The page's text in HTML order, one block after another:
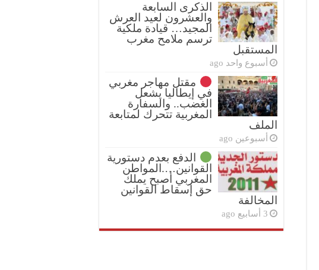
الذكرى السابعة
والعشرون لعيد العرش
المجيد… قيادة ملكية
ترسم ملامح مغرب
المستقبل
أسبوع واحد ago
مقتل مهاجر مغربي
في إيطاليا يشعل
الغضب.. والسفارة
المغربية تتحرك لمتابعة
الملف
أسبوعين ago
الدفع بعدم دستورية
القوانين….المواطن
المغربي أصبح يملك
حق إسقاط القوانين
المخالفة
3 أسابيع ago